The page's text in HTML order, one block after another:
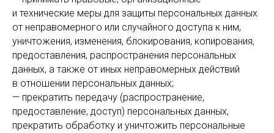
и технические меры для защиты персональных данных
от неправомерного или случайного доступа к ним,
уничтожения, изменения, блокирования, копирования,
предоставления, распространения персональных
данных, а также от иных неправомерных действий
в отношении персональных данных;
— прекратить передачу (распространение,
предоставление, доступ) персональных данных,
прекратить обработку и уничтожить персональные